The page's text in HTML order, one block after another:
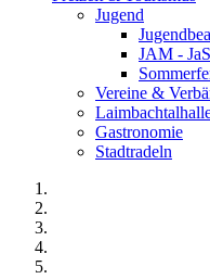
Jugend
JAM -
Vereine &
Gastronomie
Stadtradeln